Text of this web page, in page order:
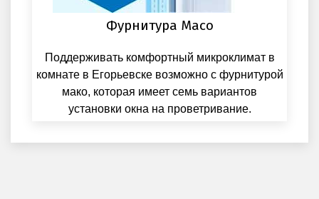
Фурнитура Maco
Поддерживать комфортный микроклимат в
комнате в Егорьевске возможно с фурнитурой
мако, которая имеет семь вариантов
установки окна на проветривание.